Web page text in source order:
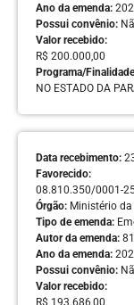
Ano da emenda:
Possui convênio:
Valor recebido:
R$ 200.000,00
Programa/
NO ESTADO DA
Data recebimento:
Favorecido:
08.810.350/0001-25
Órgão: Ministério
Tipo de emenda:
Autor da emenda:
Ano da emenda:
Possui convênio:
Valor recebido:
R$ 193.686,00